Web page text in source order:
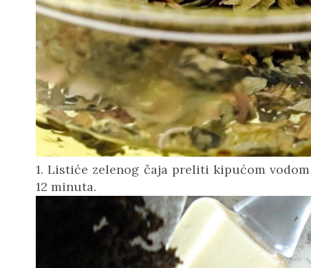
1. Listiće zelenog čaja preliti kipućom
12 minuta.